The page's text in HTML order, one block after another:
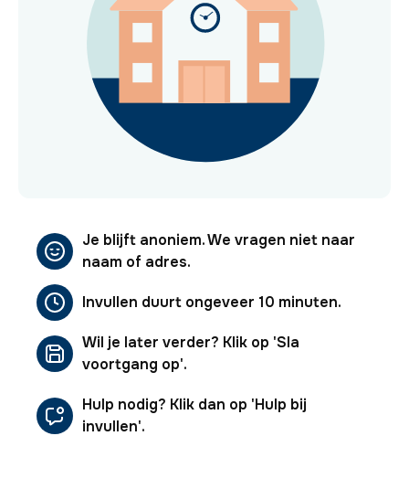
Je blijft anoniem. We vragen niet naar
naam of adres.
Invullen duurt ongeveer 10 minuten.
Wil je later verder? Klik op 'Sla
voortgang op'.
Hulp nodig? Klik dan op 'Hulp bij
invullen'.